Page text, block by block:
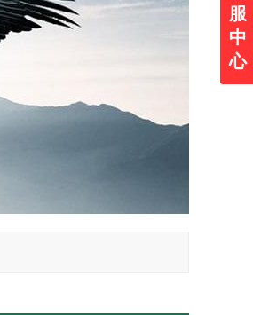
服
中
心